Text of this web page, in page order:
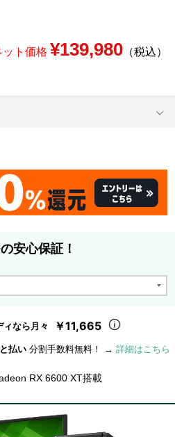
ット価格 ¥139,980（税込）
安心保証！
ィなら月々 ￥11,665
払い 分割手数料無料！ → 詳細はこちら
RX 6600 XT搭載